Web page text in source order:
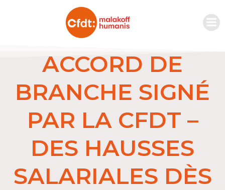
ACCORD DE
BRANCHE SIGNÉ
PAR LA CFDT –
DES HAUSSES
SALARIALES DÈS